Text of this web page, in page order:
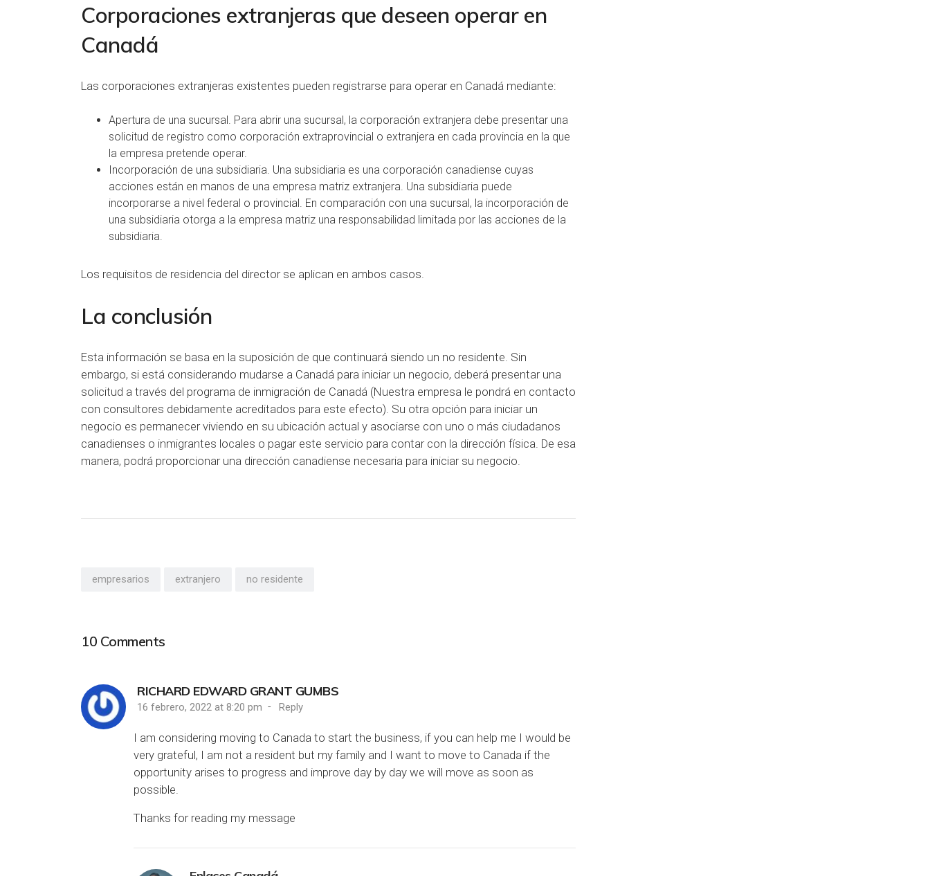
Corporaciones extranjeras que deseen operar en
Canadá
Las corporaciones extranjeras existentes pueden registrarse para operar en Canadá mediante:
Apertura de una sucursal. Para abrir una sucursal, la corporación extranjera debe presentar una
solicitud de registro como corporación extraprovincial o extranjera en cada provincia en la que
la empresa pretende operar.
Incorporación de una subsidiaria. Una subsidiaria es una corporación canadiense cuyas
acciones están en manos de una empresa matriz extranjera. Una subsidiaria puede
incorporarse a nivel federal o provincial. En comparación con una sucursal, la incorporación de
una subsidiaria otorga a la empresa matriz una responsabilidad limitada por las acciones de la
subsidiaria.
Los requisitos de residencia del director se aplican en ambos casos.
La conclusión
Esta información se basa en la suposición de que continuará siendo un no residente. Sin
embargo, si está considerando mudarse a Canadá para iniciar un negocio, deberá presentar una
solicitud a través del programa de inmigración de Canadá (Nuestra empresa le pondrá en contacto
con consultores debidamente acreditados para este efecto). Su otra opción para iniciar un
negocio es permanecer viviendo en su ubicación actual y asociarse con uno o más ciudadanos
canadienses o inmigrantes locales o pagar este servicio para contar con la dirección física. De esa
manera, podrá proporcionar una dirección canadiense necesaria para iniciar su negocio.
empresarios extranjero no residente
10 Comments
RICHARD EDWARD GRANT GUMBS
16 febrero, 2022 at 8:20 pm - Reply
I am considering moving to Canada to start the business, if you can help me I would be
very grateful, I am not a resident but my family and I want to move to Canada if the
opportunity arises to progress and improve day by day we will move as soon as
possible.
Thanks for reading my message